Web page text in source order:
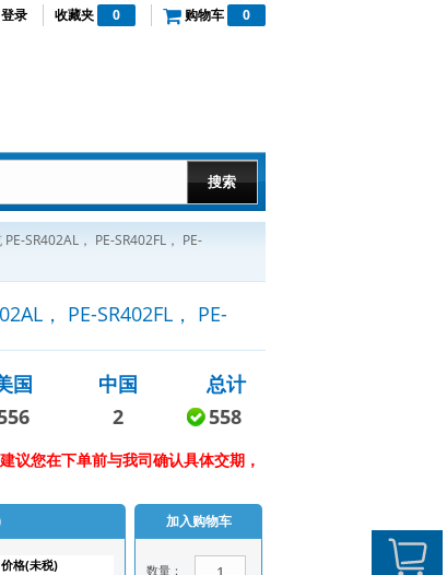
登录 收藏夹 0 购物车 0
SR402AL， PE-SR402FL， PE-
， PE-SR402FL， PE-
国 中国
总计
2 558
议您在下单前与我司确认具体交期，
价格(未税)
加入购物车
数量：